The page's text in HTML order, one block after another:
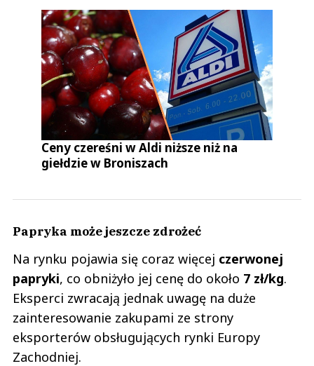
Ceny czereśni w Aldi niższe niż na
giełdzie w Broniszach
Papryka może jeszcze zdrożeć
Na rynku pojawia się coraz więcej czerwonej
papryki, co obniżyło jej cenę do około 7 zł/kg.
Eksperci zwracają jednak uwagę na duże
zainteresowanie zakupami ze strony
eksporterów obsługujących rynki Europy
Zachodniej.